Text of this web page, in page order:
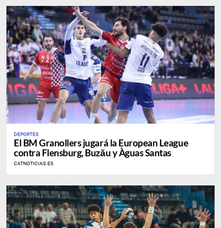
DEPORTES
​El BM Granollers jugará la European League
contra Flensburg, Buzău y Àguas Santas
CATNOTICIAS.ES